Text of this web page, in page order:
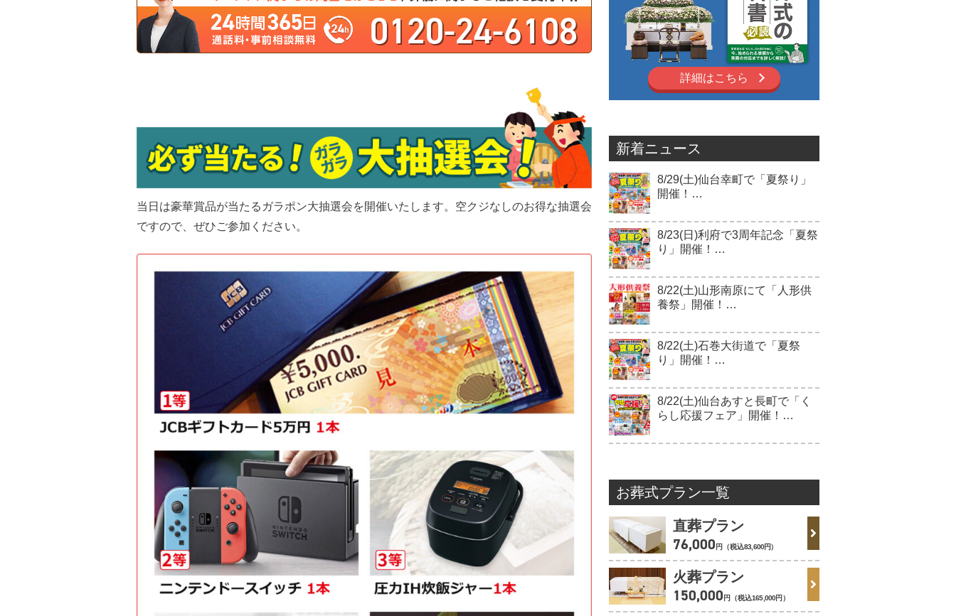
0120-24-6108
当日は豪華賞品が当たるガラポン大抽選会を開催いたします。空クジなしのお得な抽選会
ですので、ぜひご参加ください。
詳細はこちら
新着ニュース
8/29(土)仙台幸町で「夏祭り」
開催！…
8/23(日)利府で3周年記念「夏祭
り」開催！…
8/22(土)山形南原にて「人形供
養祭」開催！…
8/22(土)石巻大街道で「夏祭
り」開催！…
8/22(土)仙台あすと長町で「く
らし応援フェア」開催！…
お葬式プラン一覧
直葬プラン
76,000 円（税込83,600円）
火葬プラン
150,000 円（税込165,000円 ）